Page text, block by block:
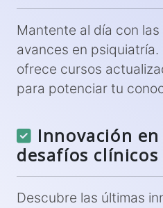
Mantente al día con
avances en
ofrece cursos
para potenciar tu
Innovación
desafíos clínicos
Descubre las últimas